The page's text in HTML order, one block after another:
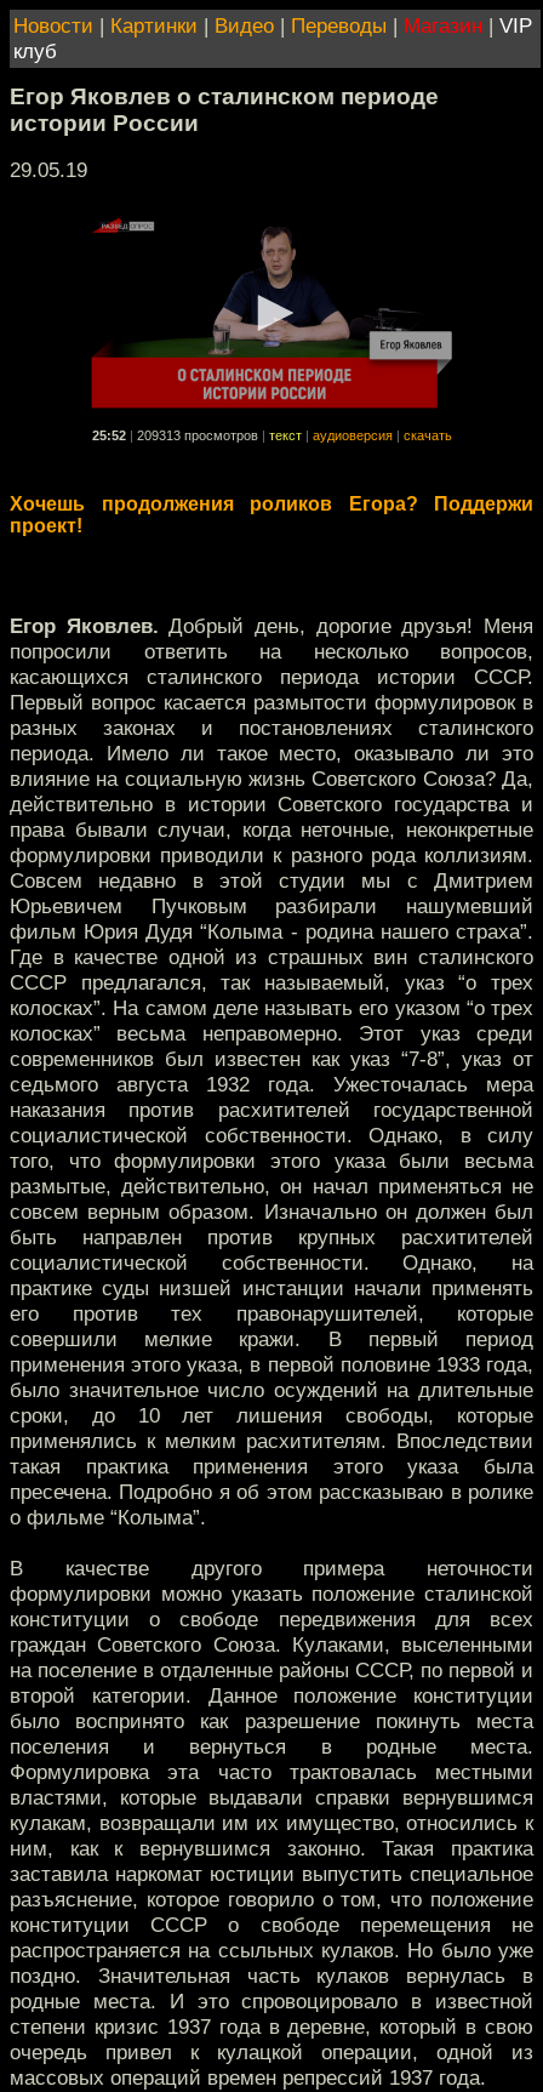
Новости | Картинки | Видео | Переводы | Магазин | VIP
клуб
Егор Яковлев о сталинском периоде
истории России
29.05.19
25:52 209313 просмотров текст аудиоверсия скачать
Хочешь продолжения роликов Егора? Поддержи
проект!
Егор Яковлев. Добрый день, дорогие друзья! Меня
попросили ответить на несколько вопросов,
касающихся сталинского периода истории СССР.
Первый вопрос касается размытости формулировок в
разных законах и постановлениях сталинского
периода. Имело ли такое место, оказывало ли это
влияние на социальную жизнь Советского Союза? Да,
действительно в истории Советского государства и
права бывали случаи, когда неточные, неконкретные
формулировки приводили к разного рода коллизиям.
Совсем недавно в этой студии мы с Дмитрием
Юрьевичем Пучковым разбирали нашумевший
фильм Юрия Дудя “Колыма - родина нашего страха”.
Где в качестве одной из страшных вин сталинского
СССР предлагался, так называемый, указ “о трех
колосках”. На самом деле называть его указом “о трех
колосках” весьма неправомерно. Этот указ среди
современников был известен как указ “7-8”, указ от
седьмого августа 1932 года. Ужесточалась мера
наказания против расхитителей государственной
социалистической собственности. Однако, в силу
того, что формулировки этого указа были весьма
размытые, действительно, он начал применяться не
совсем верным образом. Изначально он должен был
быть направлен против крупных расхитителей
социалистической собственности. Однако, на
практике суды низшей инстанции начали применять
его против тех правонарушителей, которые
совершили мелкие кражи. В первый период
применения этого указа, в первой половине 1933 года,
было значительное число осуждений на длительные
сроки, до 10 лет лишения свободы, которые
применялись к мелким расхитителям. Впоследствии
такая практика применения этого указа была
пресечена. Подробно я об этом рассказываю в ролике
о фильме “Колыма”.
В качестве другого примера неточности
формулировки можно указать положение сталинской
конституции о свободе передвижения для всех
граждан Советского Союза. Кулаками, выселенными
на поселение в отдаленные районы СССР, по первой и
второй категории. Данное положение конституции
было воспринято как разрешение покинуть места
поселения и вернуться в родные места.
Формулировка эта часто трактовалась местными
властями, которые выдавали справки вернувшимся
кулакам, возвращали им их имущество, относились к
ним, как к вернувшимся законно. Такая практика
заставила наркомат юстиции выпустить специальное
разъяснение, которое говорило о том, что положение
конституции СССР о свободе перемещения не
распространяется на ссыльных кулаков. Но было уже
поздно. Значительная часть кулаков вернулась в
родные места. И это спровоцировало в известной
степени кризис 1937 года в деревне, который в свою
очередь привел к кулацкой операции, одной из
массовых операций времен репрессий 1937 года.